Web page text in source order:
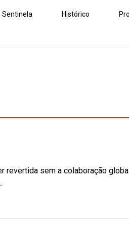
Sentinela Histórico
revertida sem a colaboração